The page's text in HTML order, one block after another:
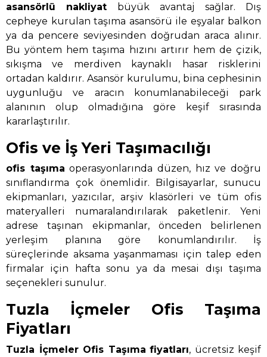
asansörlü nakliyat büyük avantaj sağlar. Dış
cepheye kurulan taşıma asansörü ile eşyalar balkon
ya da pencere seviyesinden doğrudan araca alınır.
Bu yöntem hem taşıma hızını artırır hem de çizik,
sıkışma ve merdiven kaynaklı hasar risklerini
ortadan kaldırır. Asansör kurulumu, bina cephesinin
uygunluğu ve aracın konumlanabileceği park
alanının olup olmadığına göre keşif sırasında
kararlaştırılır.
Ofis ve İş Yeri Taşımacılığı
ofis taşıma operasyonlarında düzen, hız ve doğru
sınıflandırma çok önemlidir. Bilgisayarlar, sunucu
ekipmanları, yazıcılar, arşiv klasörleri ve tüm ofis
materyalleri numaralandırılarak paketlenir. Yeni
adrese taşınan ekipmanlar, önceden belirlenen
yerleşim planına göre konumlandırılır. İş
süreçlerinde aksama yaşanmaması için talep eden
firmalar için hafta sonu ya da mesai dışı taşıma
seçenekleri sunulur.
Tuzla İçmeler Ofis Taşıma
Fiyatları
Tuzla İçmeler Ofis Taşıma fiyatları, ücretsiz keşif